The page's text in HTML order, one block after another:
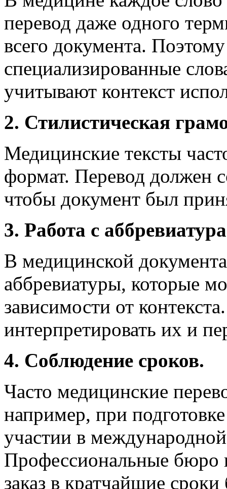
перевод даже одного
всего документа.
специализированные
учитывают контекст
2. Стилистическая
Медицинские тексты
формат. Перевод должен
чтобы документ был
3. Работа с
В медицинской
аббревиатуры, которые
зависимости от
интерпретировать их и
4. Соблюдение сроков.
Часто медицинские
например, при
участии в
Профессиональные бюро
заказ в кратчайшие сроки